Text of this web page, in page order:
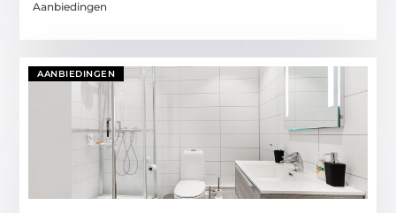
Aanbiedingen
AANBIEDINGEN